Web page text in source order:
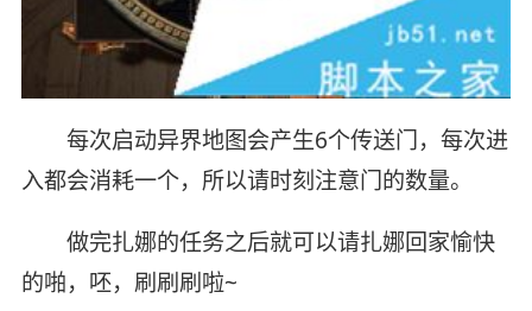
每次启动异界地图会产生6个传送门，每次进
入都会消耗一个，所以请时刻注意门的数量。
做完扎娜的任务之后就可以请扎娜回家愉快
的啪，呸，刷刷刷啦~